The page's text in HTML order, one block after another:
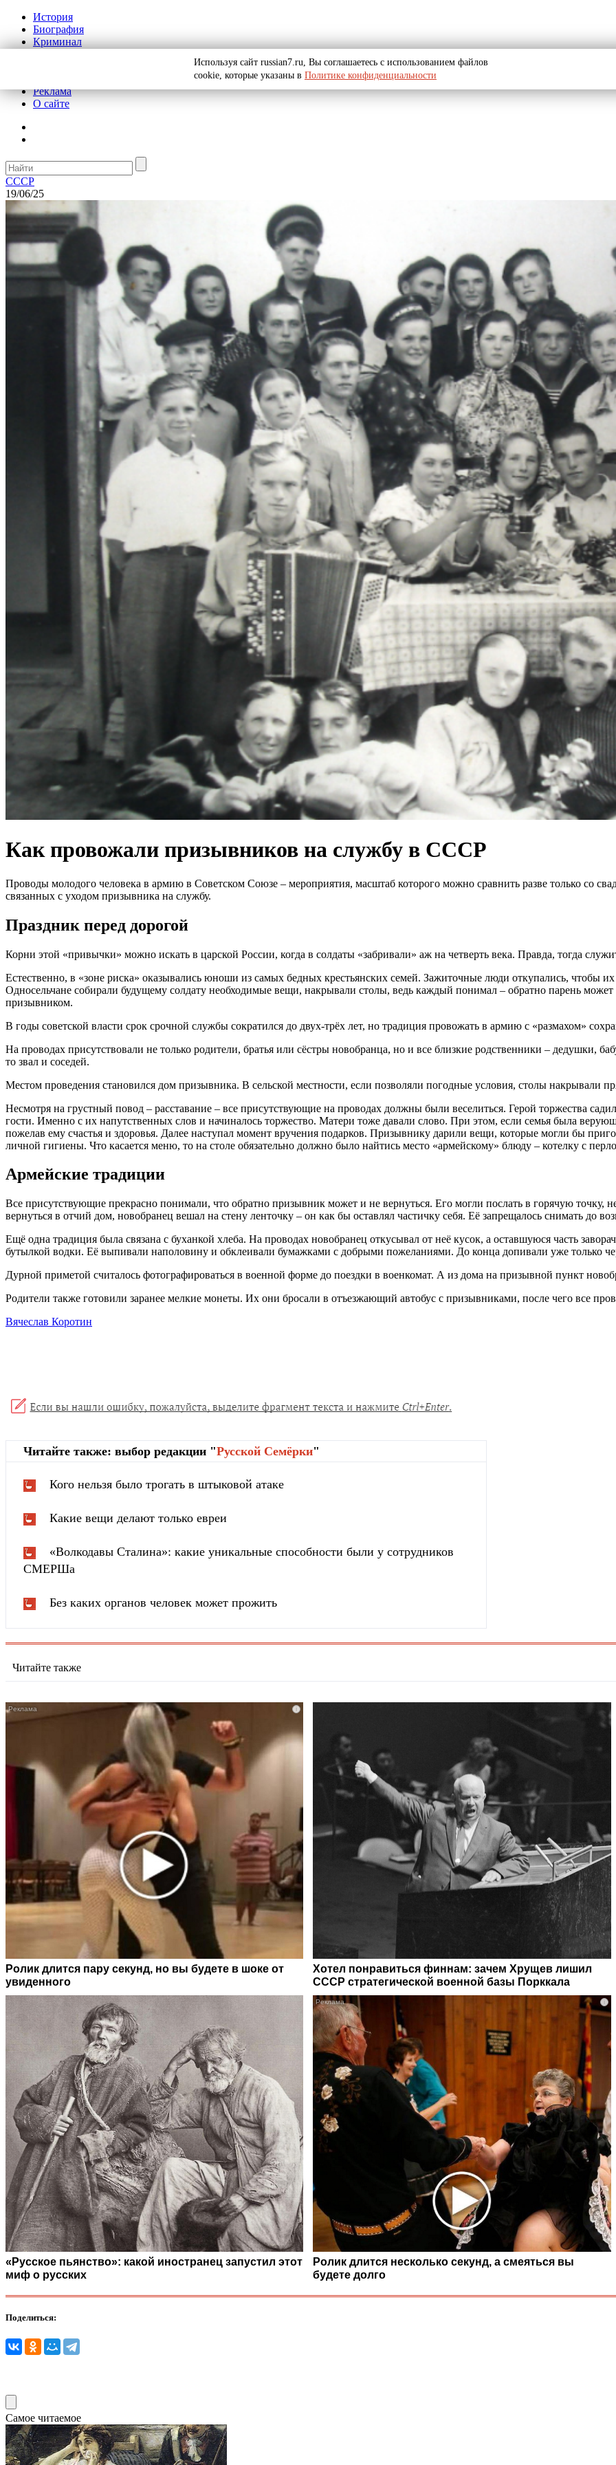
История
Биография
Криминал
Реклама
О сайте
СССР
19/06/25
Как провожали призывников на службу в СССР
Проводы молодого человека в армию в Советском Союзе – мероприятия, масштаб которого можно сравнить разве только со
связанных с уходом призывника на службу.
Праздник перед дорогой
Корни этой «привычки» можно искать в царской России, когда в солдаты «забривали» аж на четверть века. Правда, тогда
Естественно, в «зоне риска» оказывались юноши из самых бедных крестьянских семей. Зажиточные люди откупались, чтобы
Односельчане собирали будущему солдату необходимые вещи, накрывали столы, ведь каждый понимал – обратно парень может
призывником.
В годы советской власти срок срочной службы сократился до двух-трёх лет, но традиция провожать в армию с «размахом»
На проводах присутствовали не только родители, братья или сëстры новобранца, но и все близкие родственники – дедушки,
то звал и соседей.
Местом проведения становился дом призывника. В сельской местности, если позволяли погодные условия, столы накрывали
Несмотря на грустный повод – расставание – все присутствующие на проводах должны были веселиться. Герой торжества
гости. Именно с их напутственных слов и начиналось торжество. Матери тоже давали слово. При этом, если семья была
пожелав ему счастья и здоровья. Далее наступал момент вручения подарков. Призывнику дарили вещи, которые могли бы
личной гигиены. Что касается меню, то на столе обязательно должно было найтись место «армейскому» блюду – котелку с
Армейские традиции
Все присутствующие прекрасно понимали, что обратно призывник может и не вернуться. Его могли послать в горячую точку,
вернуться в отчий дом, новобранец вешал на стену ленточку – он как бы оставлял частичку себя. Её запрещалось снимать до
Ещё одна традиция была связана с буханкой хлеба. На проводах новобранец откусывал от неё кусок, а оставшуюся часть
бутылкой водки. Её выпивали наполовину и обклеивали бумажками с добрыми пожеланиями. До конца допивали уже только
Дурной приметой считалось фотографироваться в военной форме до поездки в военкомат. А из дома на призывной пункт
Родители также готовили заранее мелкие монеты. Их они бросали в отъезжающий автобус с призывниками, после чего все
Вячеслав Коротин
Читайте также: выбор редакции "Русской Cемёрки"
Кого нельзя было трогать в штыковой атаке
Какие вещи делают только евреи
«Волкодавы Сталина»: какие уникальные способности были у сотрудников
СМЕРШа
Без каких органов человек может прожить
Читайте также
i
Ролик длится пару секунд, но вы будете в шоке от
увиденного
Хотел понравиться финнам: зачем Хрущев лишил
СССР стратегической военной базы Порккала
«Русское пьянство»: какой иностранец запустил этот
миф о русских
i
Ролик длится несколько секунд, а смеяться вы
будете долго
Поделиться:
Самое читаемое
Используя сайт russian7.ru, Вы соглашаетесь с использованием файлов
cookie, которые указаны в Политике конфиденциальности